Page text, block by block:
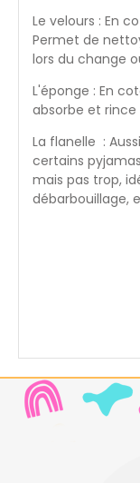
Le velours : En
Permet de
lors du change
L'éponge : En
absorbe et
La flanelle :
certains
mais pas trop,
débarbouillage,